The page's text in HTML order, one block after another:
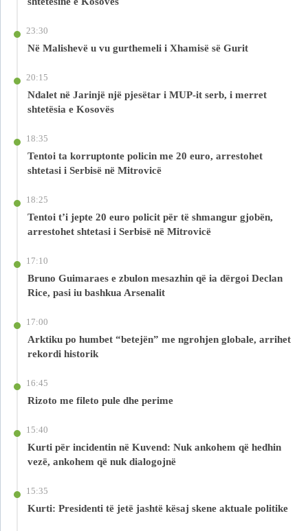
23:30
Në Malishevë u vu gurthemeli i Xhamisë së Gurit
20:15
Ndalet në Jarinjë një pjesëtar i MUP-it serb, i merret
shtetësia e Kosovës
18:35
Tentoi ta korruptonte policin me 20 euro, arrestohet
shtetasi i Serbisë në Mitrovicë
18:25
Tentoi t’i jepte 20 euro policit për të shmangur gjobën,
arrestohet shtetasi i Serbisë në Mitrovicë
17:10
Bruno Guimaraes e zbulon mesazhin që ia dërgoi Declan
Rice, pasi iu bashkua Arsenalit
17:00
Arktiku po humbet “betejën” me ngrohjen globale, arrihet
rekordi historik
16:45
Rizoto me fileto pule dhe perime
15:40
Kurti për incidentin në Kuvend: Nuk ankohem që hedhin
vezë, ankohem që nuk dialogojnë
15:35
Kurti: Presidenti të jetë jashtë kësaj skene aktuale politike